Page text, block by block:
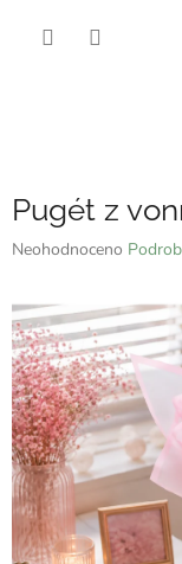
Pugét z
Průměrné
je
0,0
z
5
hvězdiček.
Neohodnoceno